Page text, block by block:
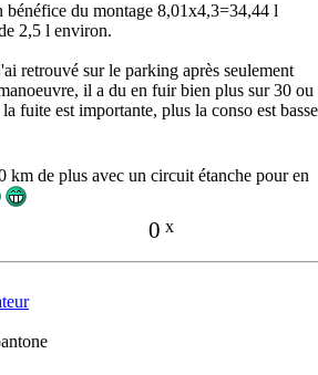
bénéfice du montage 8,01x4,3=34,44 l
2,5 l environ.
retrouvé sur le parking après seulement
il a du en fuir bien plus sur 30 ou
fuite est importante, plus la conso est basse
de plus avec un circuit étanche pour en
0 x